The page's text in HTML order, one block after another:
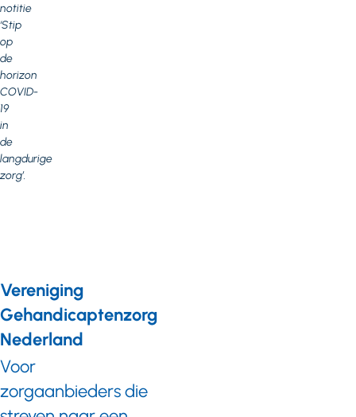
notitie
‘Stip
op
de
horizon
COVID-
19
in
de
langdurige
zorg’.
Vereniging
Gehandicaptenzorg
Nederland
Voor
zorgaanbieders die